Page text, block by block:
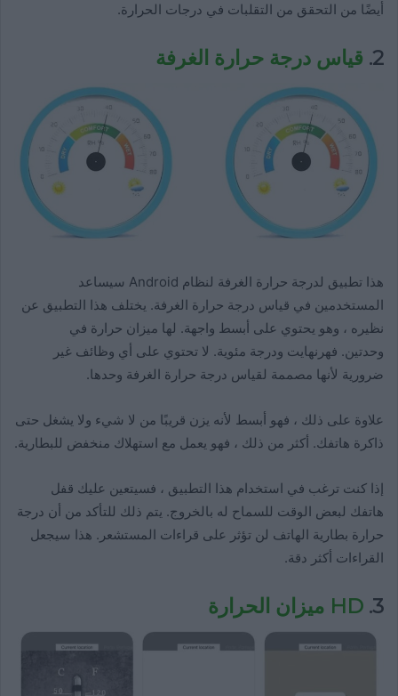
أيضًا من التحقق من التقلبات في درجات الحرارة.
2. قياس درجة حرارة الغرفة
هذا تطبيق لدرجة حرارة الغرفة لنظام Android سيساعد
المستخدمين في قياس درجة حرارة الغرفة. يختلف هذا التطبيق عن
نظيره ، وهو يحتوي على أبسط واجهة. لها ميزان حرارة في
وحدتين. فهرنهايت ودرجة مئوية. لا تحتوي على أي وظائف غير
ضرورية لأنها مصممة لقياس درجة حرارة الغرفة وحدها.
علاوة على ذلك ، فهو أبسط لأنه يزن قريبًا من لا شيء ولا يشغل حتى
ذاكرة هاتفك. أكثر من ذلك ، فهو يعمل مع استهلاك منخفض للبطارية.
إذا كنت ترغب في استخدام هذا التطبيق ، فسيتعين عليك قفل
هاتفك لبعض الوقت للسماح له بالخروج. يتم ذلك للتأكد من أن درجة
حرارة بطارية الهاتف لن تؤثر على قراءات المستشعر. هذا سيجعل
القراءات أكثر دقة.
3. HD ميزان الحرارة